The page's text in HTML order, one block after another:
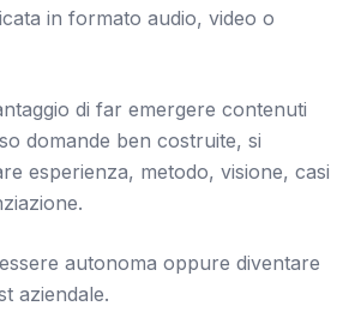
in formato audio, video o
di far emergere contenuti
domande ben costruite, si
esperienza, metodo, visione, casi
autonoma oppure diventare
aziendale.